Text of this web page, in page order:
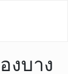
งบาง